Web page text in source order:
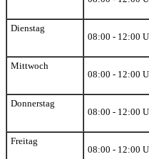
Dienstag
08:00 - 12:00
Mittwoch
08:00 - 12:00
Donnerstag
08:00 - 12:00
Freitag
08:00 - 12:00